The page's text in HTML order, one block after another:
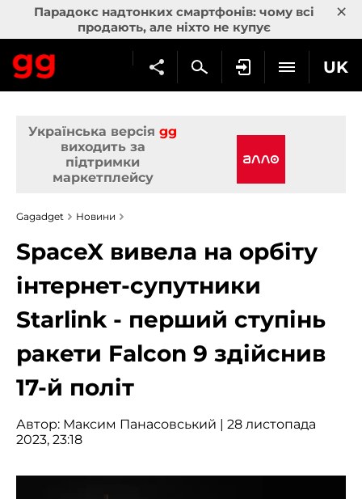
Парадокс надтонких смартфонів: чому всі
продають, але ніхто не купує
×
UK
Українська версія gg
виходить за
підтримки
маркетплейсу
Gagadget Новини
SpaceX вивела на орбіту
інтернет-супутники
Starlink - перший ступінь
ракети Falcon 9 здійснив
17-й політ
Автор: Максим Панасовський | 28 листопада
2023, 23:18